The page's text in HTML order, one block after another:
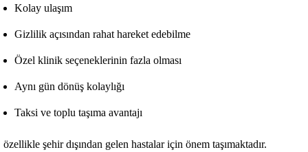
Kolay ulaşım
Gizlilik açısından rahat hareket edebilme
Özel klinik seçeneklerinin fazla olması
Aynı gün dönüş kolaylığı
Taksi ve toplu taşıma avantajı
özellikle şehir dışından gelen hastalar için önem taşımaktadır.